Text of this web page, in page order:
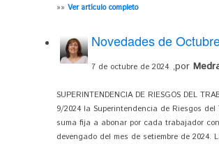
»» Ver artículo completo
Novedades de
7 de octubre de 2024 ,por
SUPERINTENDENCIA DE RIESGOS DEL
9/2024 la Superintendencia de Riesgos
suma fija a abonar por cada trabajador
devengado del mes de setiembre de